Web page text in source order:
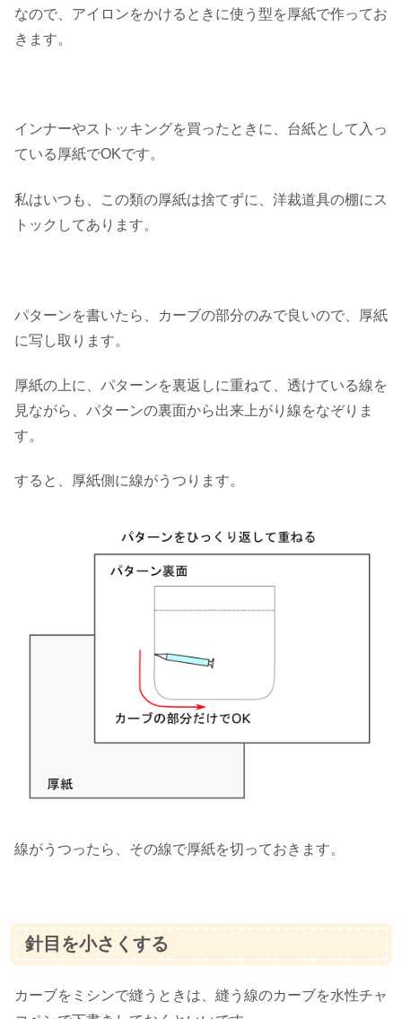
なので、アイロンをかけるときに使う型を厚紙で作ってお
きます。
インナーやストッキングを買ったときに、台紙として入っ
ている厚紙でOKです。
私はいつも、この類の厚紙は捨てずに、洋裁道具の棚にス
トックしてあります。
パターンを書いたら、カーブの部分のみで良いので、厚紙
に写し取ります。
厚紙の上に、パターンを裏返しに重ねて、透けている線を
見ながら、パターンの裏面から出来上がり線をなぞりま
す。
すると、厚紙側に線がうつります。
線がうつったら、その線で厚紙を切っておきます。
針目を小さくする
カーブをミシンで縫うときは、縫う線のカーブを水性チャ